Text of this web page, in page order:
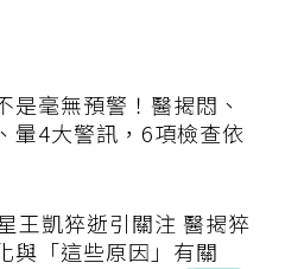
是毫無預警！醫揭悶、
暈4大警訊，6項檢查依
王凱猝逝引關注 醫揭猝
與「這些原因」有關